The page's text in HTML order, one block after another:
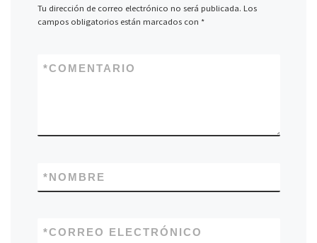
Tu dirección de correo electrónico no será publicada. Los
campos obligatorios están marcados con *
COMENTARIO
*
NOMBRE
*
CORREO ELECTRÓNICO
*